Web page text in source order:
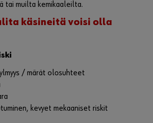
tai muilta kemikaaleilta.
käsineitä voisi olla
/ märät olosuhteet
kevyet mekaaniset riskit